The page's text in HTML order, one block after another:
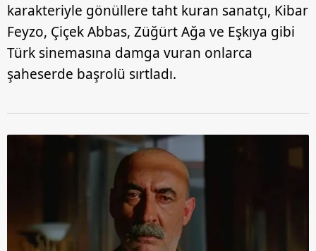
karakteriyle gönüllere taht kuran sanatçı, Kibar
Feyzo, Çiçek Abbas, Züğürt Ağa ve Eşkıya gibi
Türk sinemasına damga vuran onlarca
şaheserde başrolü sırtladı.